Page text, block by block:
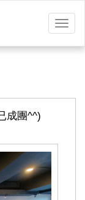
選
切
成團^^)